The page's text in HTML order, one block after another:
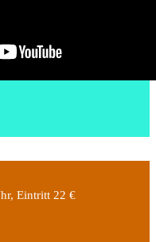
Eintritt 22 €